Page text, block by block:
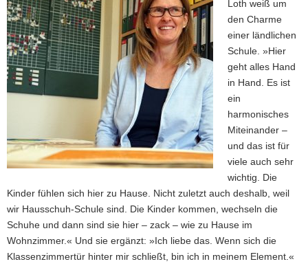
Loth weiß um
den Charme
einer ländlichen
Schule. »Hier
geht alles Hand
in Hand. Es ist
ein
harmonisches
Miteinander –
und das ist für
viele auch sehr
wichtig. Die
Kinder fühlen sich hier zu Hause. Nicht zuletzt auch deshalb, weil
wir Hausschuh-Schule sind. Die Kinder kommen, wechseln die
Schuhe und dann sind sie hier – zack – wie zu Hause im
Wohnzimmer.« Und sie ergänzt: »Ich liebe das. Wenn sich die
Klassenzimmertür hinter mir schließt, bin ich in meinem Element.«